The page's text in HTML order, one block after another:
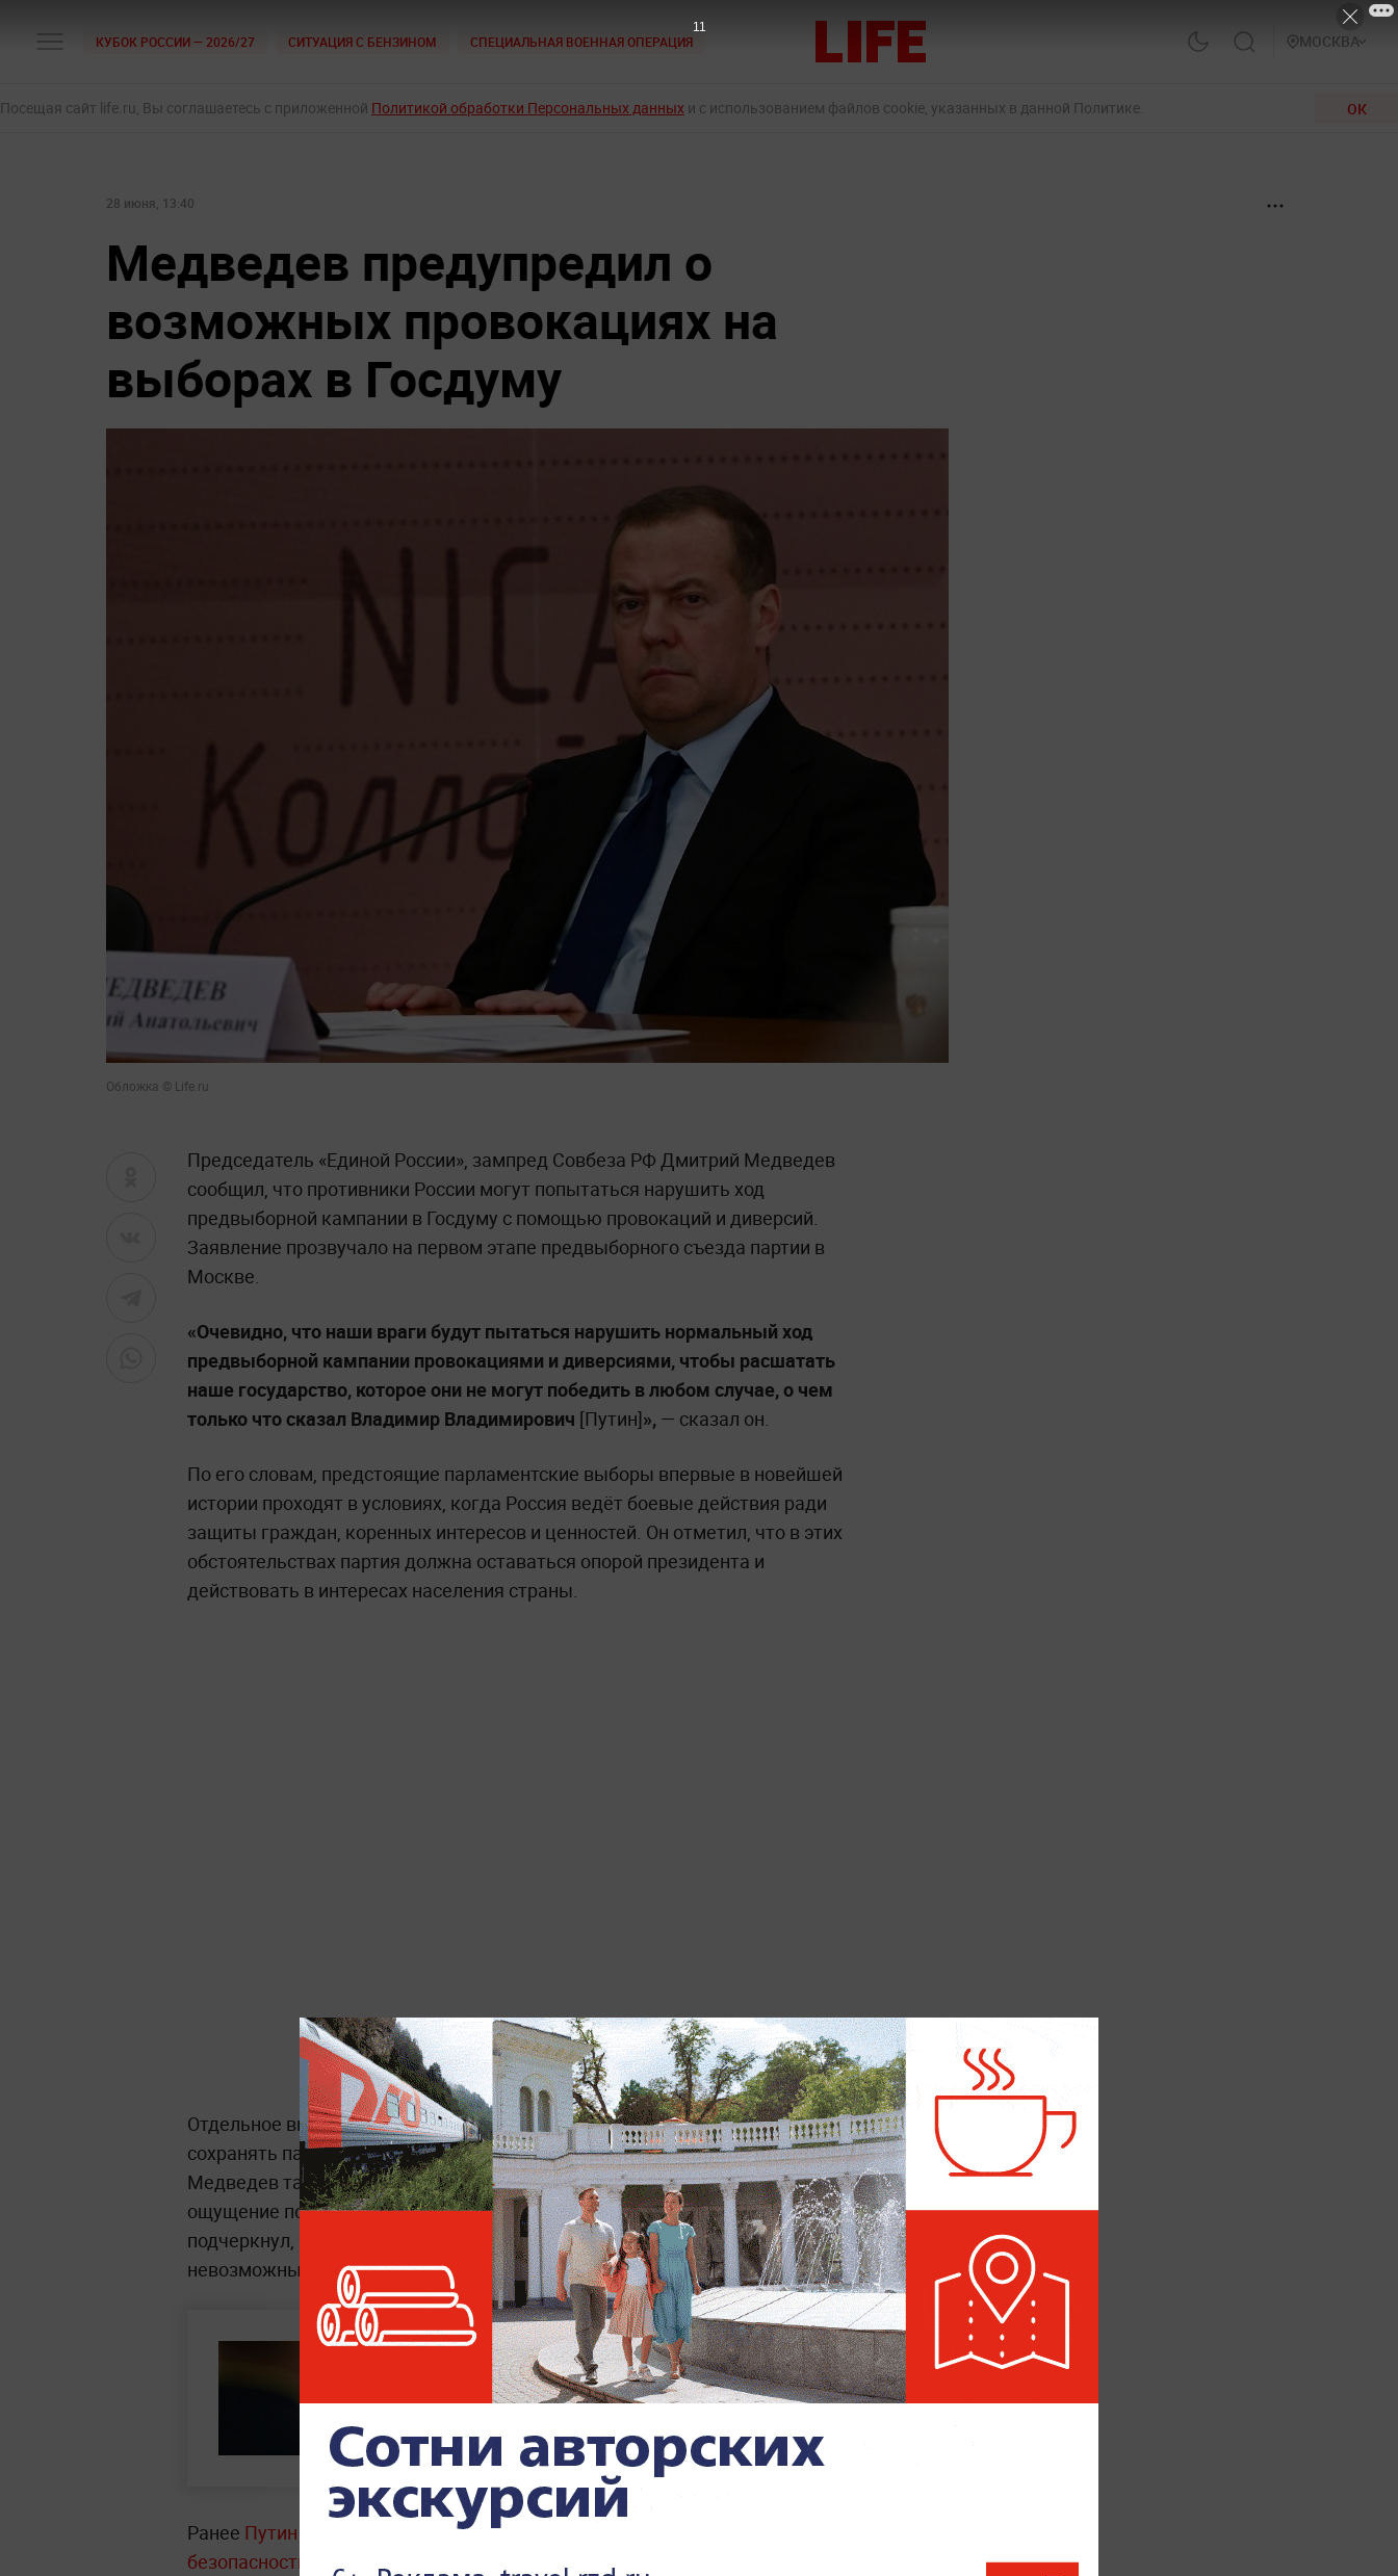
КУБОК РОССИИ — 2026/27 СИТУАЦИЯ С БЕНЗИНОМ СПЕЦИАЛЬНАЯ ВОЕННАЯ ОПЕРАЦИЯ МОСКВА
Посещая сайт life.ru, Вы соглашаетесь с приложенной Политикой обработки Персональных данных и с использованием файлов cookie, указанных в данной Политике. ОК
28 июня, 13:40
Медведев предупредил о
возможных провокациях на
выборах в Госдуму
Обложка © Life.ru
Председатель «Единой России», зампред Совбеза РФ Дмитрий Медведев
сообщил, что противники России могут попытаться нарушить ход
предвыборной кампании в Госдуму с помощью провокаций и диверсий.
Заявление прозвучало на первом этапе предвыборного съезда партии в
Москве.
«Очевидно, что наши враги будут пытаться нарушить нормальный ход
предвыборной кампании провокациями и диверсиями, чтобы расшатать
наше государство, которое они не могут победить в любом случае, о чем
только что сказал Владимир Владимирович [Путин]», — сказал он.
По его словам, предстоящие парламентские выборы впервые в новейшей
истории проходят в условиях, когда Россия ведёт боевые действия ради
защиты граждан, коренных интересов и ценностей. Он отметил, что в этих
обстоятельствах партия должна оставаться опорой президента и
действовать в интересах населения страны.
Отдельное внимание председатель партии уделил необходимости
сохранять партийную дисциплину и выдержку в ходе кампании.
Медведев также заявил, что съезд демонстрирует сплочённость партии и
ощущение поддержки всей страны. Завершая выступление, он
подчеркнул, что единство позволяет сохранять устойчивость и делает
невозможными попытки сломить государство.
Путин поддержал «Единую
Россию» перед осенними
Ранее Путин заявил о планах дать поручения по усилению мер
безопасности в ходе сентябрьских выборов в России.
9